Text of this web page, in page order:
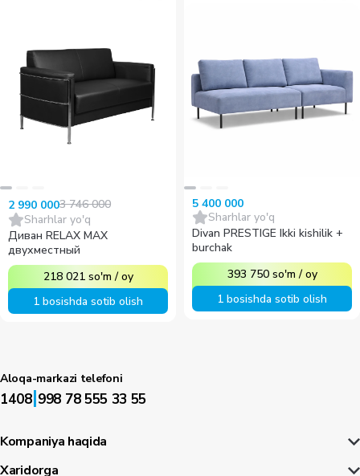
2 990 0003 746 000
Sharhlar yo'q
Диван RELAX MAX
двухместный
218 021 so'm /oy
1 bosishda sotib olish
5 400 000
Sharhlar yo'q
Divan PRESTIGE Ikki kishilik +
burchak
393 750 so'm /oy
1 bosishda sotib olish
Aloqa-markazi telefoni
1408|998 78 555 33 55
Kompaniya haqida
Xaridorga